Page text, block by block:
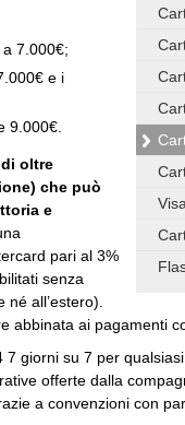
7.000€;
e i
9.000€.
oltre
che può
e
pari al 3%
senza
né all’estero).
abbinata ai pagamenti
7 giorni su 7 per
offerte dalla
a convenzioni con